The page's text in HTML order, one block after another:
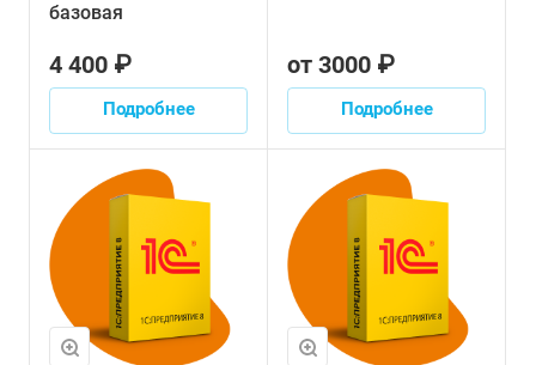
базовая
4 400 ₽
Подробнее
от 3000 ₽
Подробнее